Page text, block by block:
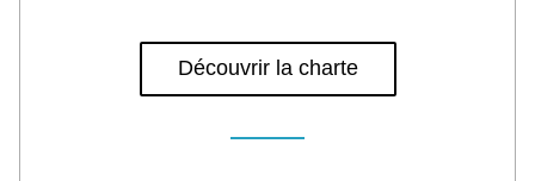
Découvrir la charte